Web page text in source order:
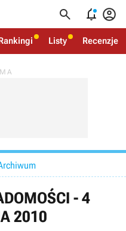
  
Listy Recenzje
- 4
2010